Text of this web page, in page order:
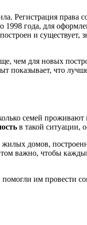
Регистрация права
года, для
и существует,
чем для новых
показывает, что
семей
в такой ситуации,
домов,
важно, чтобы
им провести